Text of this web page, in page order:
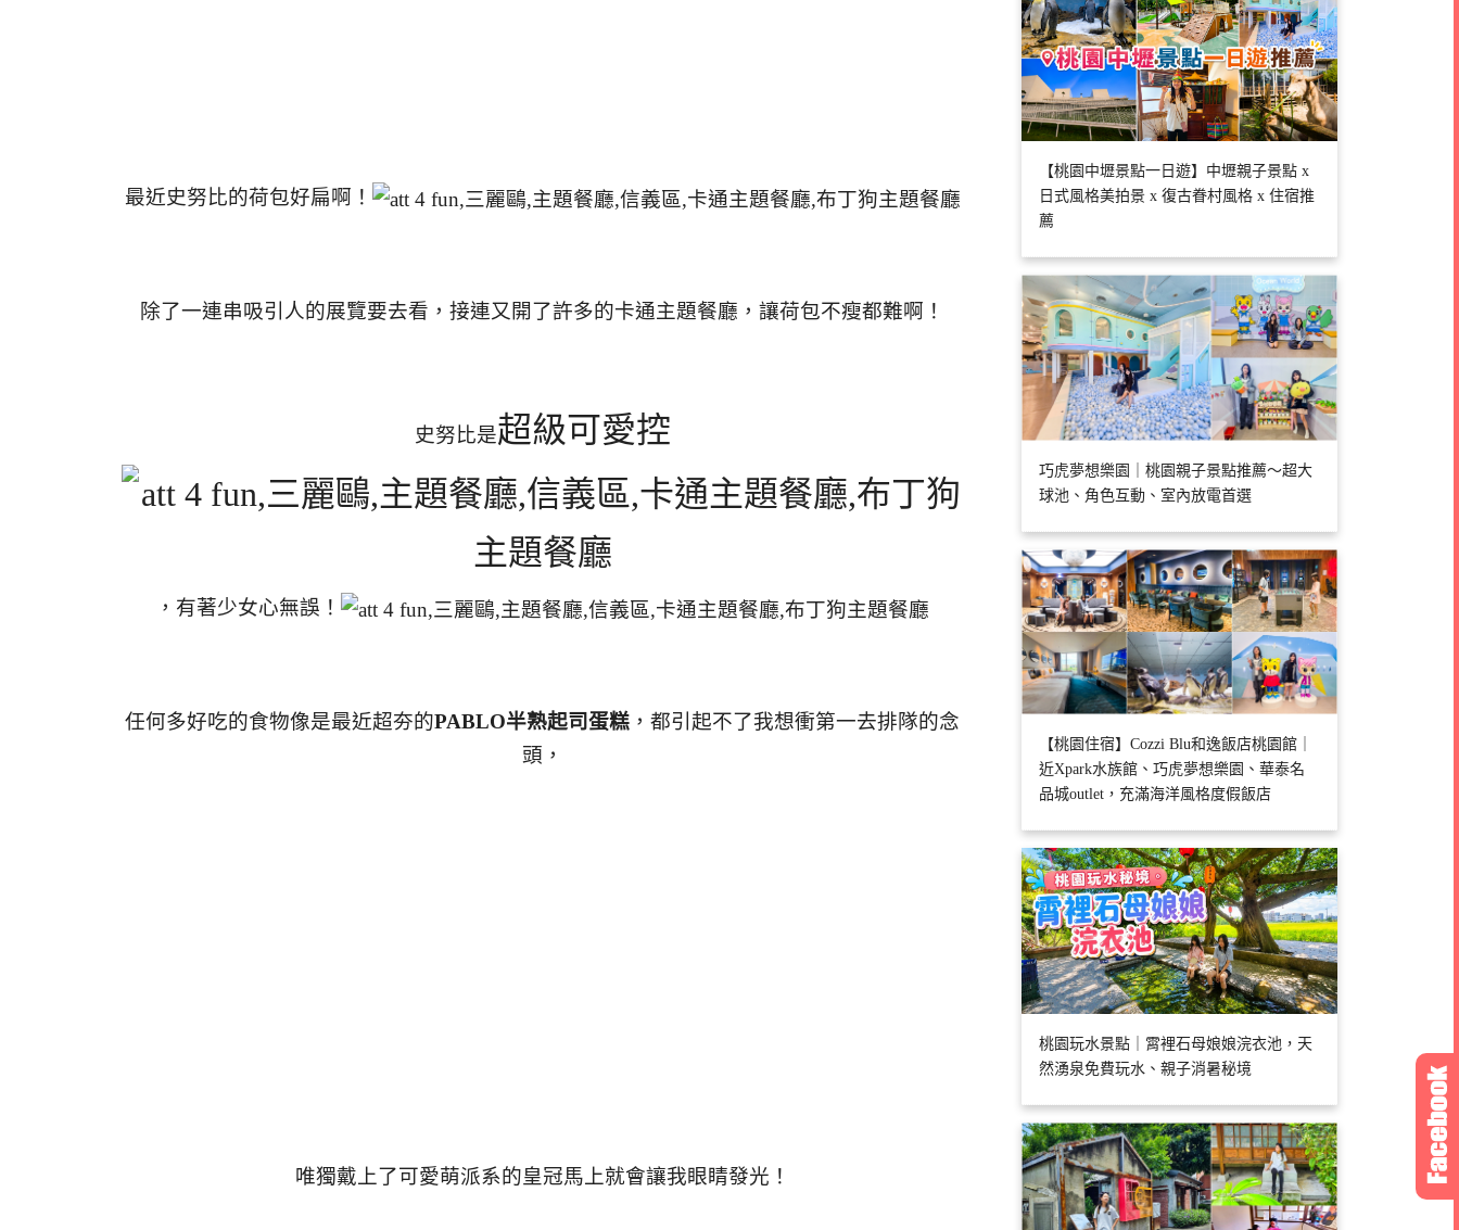
最近史努比的荷包好扁啊！
除了一連串吸引人的展覽要去看，接連又開了許多的卡通主題餐廳，讓荷包不瘦都難啊！
史努比是超級可愛控
，有著少女心無誤！
任何多好吃的食物像是最近超夯的PABLO半熟起司蛋糕 ，都引起不了我想衝第一去排隊的念
頭，
唯獨戴上了可愛萌派系的皇冠馬上就會讓我眼睛發光！
【桃園中壢景點一日遊】中壢親子景點 x
日式風格美拍景 x 復古眷村風格 x 住宿推
薦
巧虎夢想樂園｜桃園親子景點推薦～超大
球池、角色互動、室內放電首選
【桃園住宿】Cozzi Blu和逸飯店桃園館｜
近Xpark水族館、巧虎夢想樂園、華泰名
品城outlet，充滿海洋風格度假飯店
桃園玩水景點｜霄裡石母娘娘浣衣池，天
然湧泉免費玩水、親子消暑秘境